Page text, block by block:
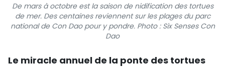
De mars à octobre est la saison de nidification des tortues
de mer. Des centaines reviennent sur les plages du parc
national de Con Dao pour y pondre. Photo : Six Senses Con
Dao
Le miracle annuel de la ponte des tortues